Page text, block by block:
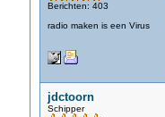
Berichten: 403
radio maken is een Virus
jdctoorn
Schipper